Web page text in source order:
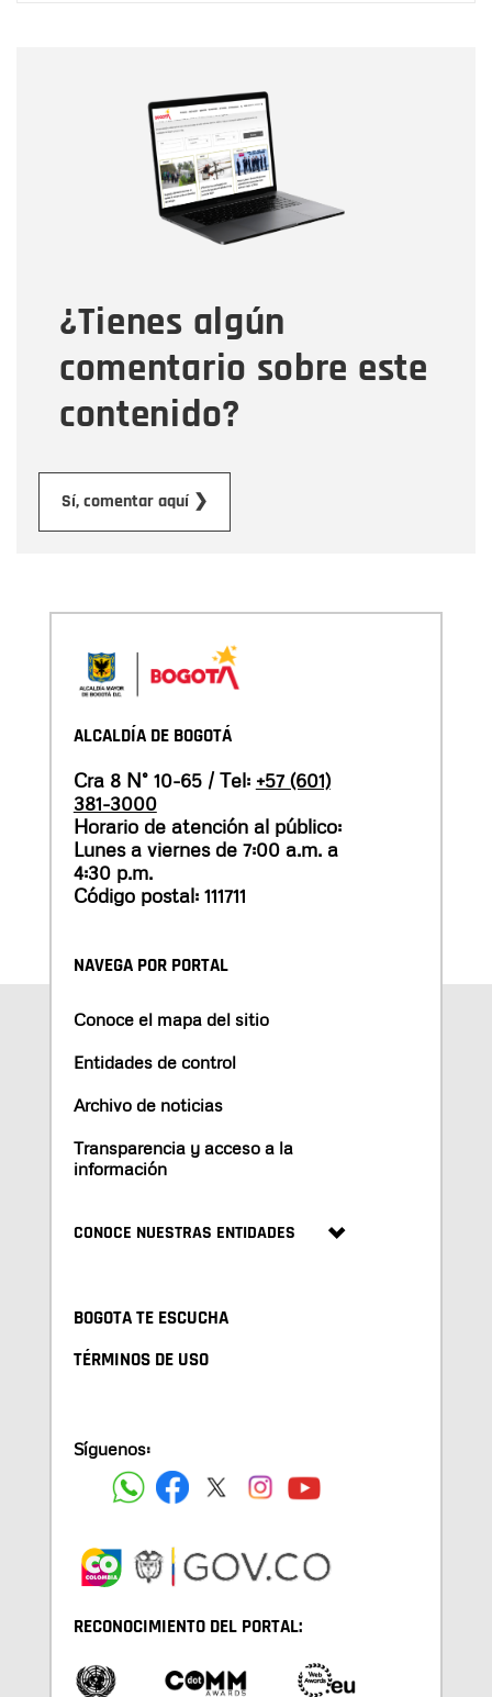
¿Tienes algún
comentario sobre este
contenido?
Sí, comentar aquí ❯
Correo electrónico
Tipo de comentario
Mensaje
ALCALDÍA DE BOGOTÁ
Cra 8 N° 10-65 / Tel: +57 (601)
381-3000
Horario de atención al público:
Lunes a viernes de 7:00 a.m. a
4:30 p.m.
Código postal: 111711
NAVEGA POR PORTAL
Conoce el mapa del sitio
Entidades de control
Archivo de noticias
Transparencia y acceso a la
información
CONOCE NUESTRAS ENTIDADES
BOGOTA TE ESCUCHA
TÉRMINOS DE USO
Síguenos:
RECONOCIMIENTO DEL PORTAL: